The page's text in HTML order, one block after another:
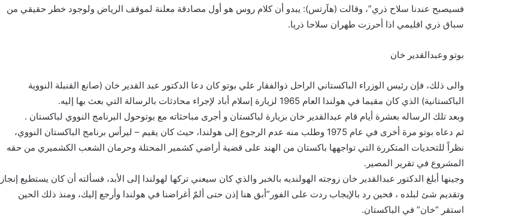
فسيصبح عندنا سلاح ذري”، وقالت (هآرتس): يبدو أن كلام روس هو أول مصادقة معلنة لموقف الرياض ولوجود خطر حقيقي من
سباق ذري اقليمي اذا أحرزت طهران سلاحا ذريا.
بوتو وعبدالقدير خان
والى ذلك، فإن رئيس الوزراء الباكستاني الراحل ذوالفقار علي بوتو كان دعا الدكتور عبد القدير خان (صانع القنبلة النووية
الباكستانية) الذي كان مقيما في هولندا العام 1965 لزيارة إسلام أباد لإجراء محادثات بالرسالة التي بعث بها إليه.
وبعد تلك الرساله بعشرة أيام قام عبدالقدير خان بزيارة لباكستان و أجرى مباحثاته مع بوتوحول البرنامج النووي لباكستان .
ثم دعاه بوتو مرة أخرى في عام 1975 وطلب منه عدم الرجوع إلى هولندا، حيث كان يقيم – ليرأس برنامج الباكستان النووي،
نظراً للتحديات المتكررة التي تواجهها باكستان من الهند على قضية أراضي كشمير المحتلة وحرمان الشعب الكشميري من حقه
المشروع في تقرير المصير.
وجينها أبلغ الدكتور عبدالقدير خان زوجته الهولنديه بالخبر والذي كان سيعني تركها لهولندا إلى الأبد، فسألته أن كان يستطيع إنجاز
وتقديم شئ لبلده ، فحين رد بالإيجاب ردت على الفور”أبق هنا إذن حتى ألمّ أغراضنا في هولندا وأرجع إليك، ومنذ ذلك الحين
استقر “خان” في الباكستان.